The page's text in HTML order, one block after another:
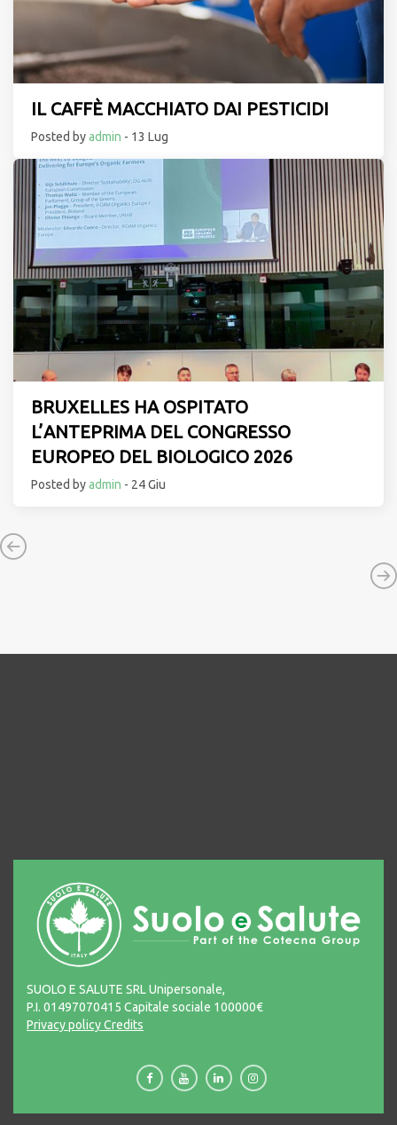
IL CAFFÈ MACCHIATO DAI PESTICIDI
Posted byadmin - 13 Lug
BRUXELLES HA OSPITATO
L’ANTEPRIMA DEL CONGRESSO
EUROPEO DEL BIOLOGICO 2026
Posted byadmin - 24 Giu
SUOLO E SALUTE SRL Unipersonale,
P.I. 01497070415 Capitale sociale 100000€
Privacy policyCredits